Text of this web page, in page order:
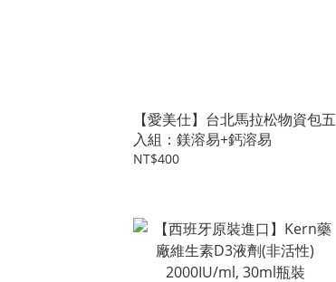
【愛美仕】台北馬拉松物資包五
入組：鎂溶易+鈣溶易
NT$400